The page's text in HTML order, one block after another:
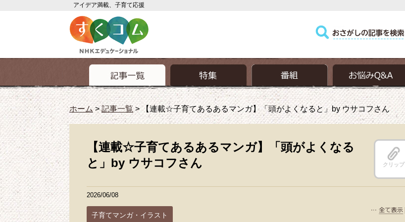
アイデア満載、子育て応援
ホーム>記事一覧>【連載☆子育てあるあるマンガ】「頭がよくなると」by ウサコフさん
【連載☆子育てあるあるマンガ】「頭がよくなる
と」by ウサコフさん
クリップ
2026/06/08
子育てマンガ・イラスト